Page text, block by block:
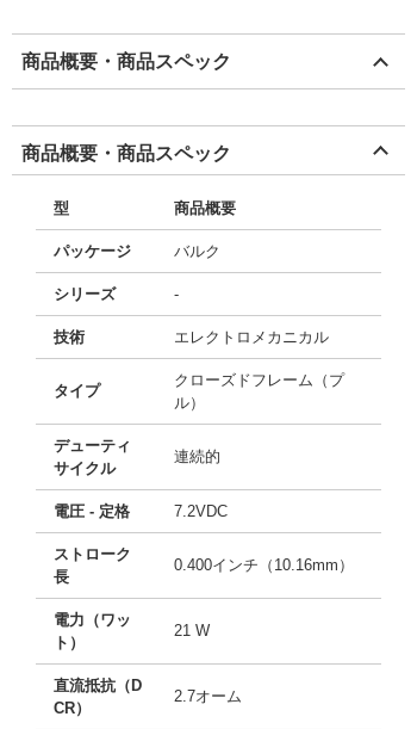
商品概要・商品スペック
商品概要・商品スペック
型 商品概要
パッケージ バルク
シリーズ -
技術 エレクトロメカニカル
タイプ
クローズドフレーム（プ
ル）
デューティ
サイクル
連続的
電圧 - 定格 7.2VDC
ストローク
長
0.400インチ（10.16mm）
電力（ワッ
ト）
21 W
直流抵抗（D
CR）
2.7オーム